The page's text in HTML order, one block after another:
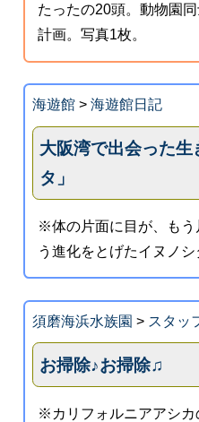
たったの20頭。動物園
計画。写真1枚。
海遊館> 海遊館日記
大阪湾で出会った
タ」
※体の片面に目が、もう
う進化をとげたイヌノシ
須磨海浜水族園 > スタッ
お掃除♪お掃除♫
※カリフォルニアアシカ